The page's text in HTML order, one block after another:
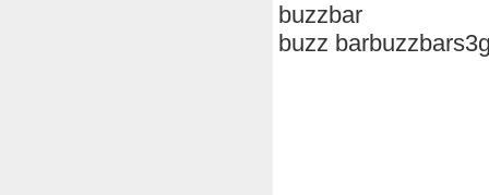
buzzbar
buzz